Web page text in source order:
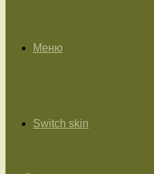
Меню
Switch skin